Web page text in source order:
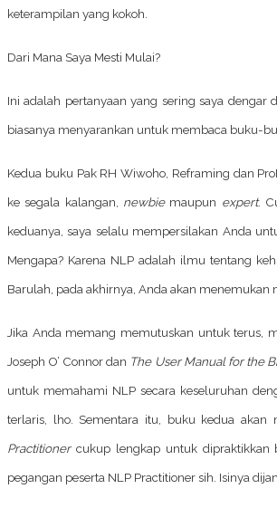
keterampilan yang kokoh.
Dari Mana Saya Mesti Mulai?
Ini adalah pertanyaan yang sering saya dengar
biasanya menyarankan untuk membaca buku-
Kedua buku Pak RH Wiwoho, Reframing dan
ke segala kalangan, newbie maupun expert.
keduanya, saya selalu mempersilakan Anda
Mengapa? Karena NLP adalah ilmu tentang
Barulah, pada akhirnya, Anda akan menemukan
Jika Anda memang memutuskan untuk terus,
Joseph O’ Connor dan The User Manual for the
untuk memahami NLP secara keseluruhan
terlaris, lho. Sementara itu, buku kedua akan
Practitionercukup lengkap untuk dipraktikkan
pegangan peserta NLP Practitioner sih. Isinya